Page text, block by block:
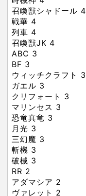
召喚獣シャドール 4
戦華 4
列車 4
召喚獣JK 4
ABC 3
BF 3
ウィッチクラフト 3
ガエル 3
クリフォート 3
マリンセス 3
恐竜真竜 3
月光 3
三幻魔 3
斬機 3
破械 3
RR 2
アダマシア 2
ヴァレット 2